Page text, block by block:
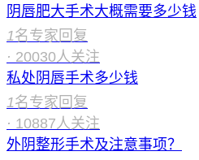
阴唇肥大手术大概需要多少钱
1名专家回复
· 20030人关注
私处阴唇手术多少钱
1名专家回复
· 10887人关注
外阴整形手术及注意事项？